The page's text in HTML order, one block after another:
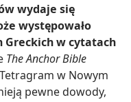
wydaje się
występowało
Greckich w cytatach
The Anchor Bible
w Nowym
pewne dowody,